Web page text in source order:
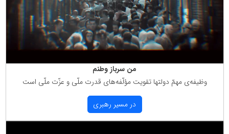
من سرباز وطنم
وظیفه‌ی مهمّ دولتها تقویت مؤلّفه‌های قدرت ملّی و عزّت ملّی است
در مسیر رهبری